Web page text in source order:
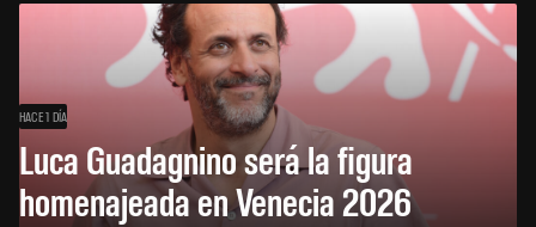
HACE 1 DÍA
Luca Guadagnino será la figura
homenajeada en Venecia 2026